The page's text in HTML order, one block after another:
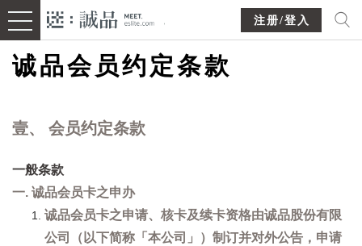
注册/登入
诚品会员约定条款
壹、 会员约定条款
一般条款
一. 诚品会员卡之申办
诚品会员卡之申请、核卡及续卡资格由诚品股份有限
公司（以下简称「本公司」）制订并对外公告，申请